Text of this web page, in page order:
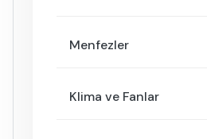
Menfezler
Klima ve Fanlar